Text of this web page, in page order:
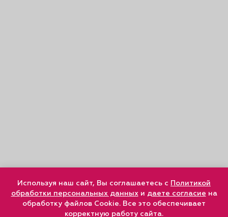
Используя наш сайт, Вы соглашаетесь с Политикой
обработки персональных данныхи даете согласие на
обработку файлов Cookie. Все это обеспечивает
корректную работу сайта.